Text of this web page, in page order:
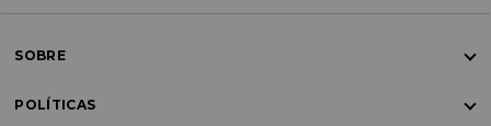
SOBRE
POLÍTICAS